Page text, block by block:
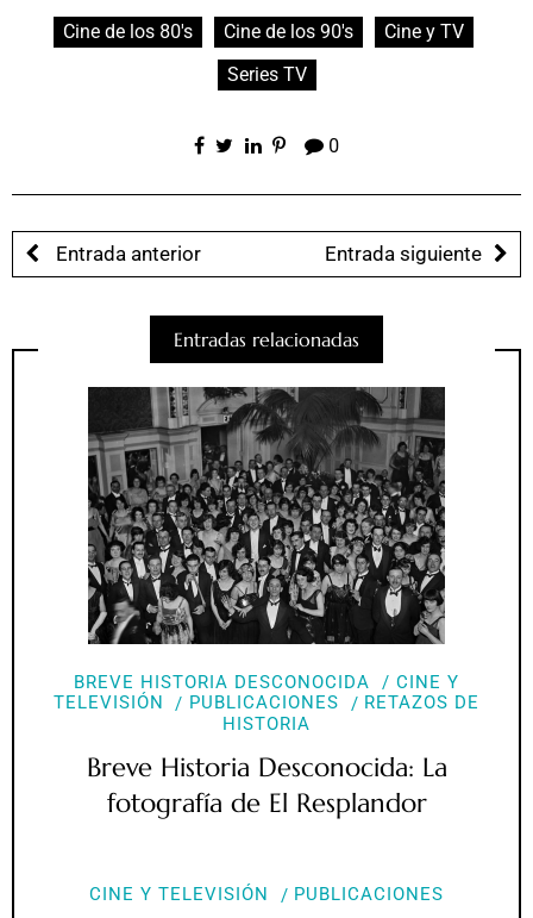
Cine de los 80's Cine de los 90's
Cine y TV
Series TV
0
Entrada anterior Entrada siguiente
Entradas relacionadas
BREVE HISTORIA DESCONOCIDA
CINE Y
TELEVISIÓN
PUBLICACIONES
RETAZOS DE
HISTORIA
Breve Historia Desconocida: La
fotografía de El Resplandor
CINE Y TELEVISIÓN PUBLICACIONES